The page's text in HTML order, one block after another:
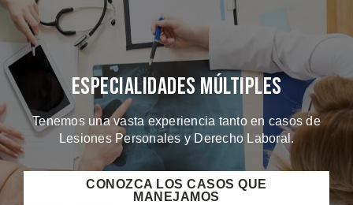
Especialidades Múltiples
Tenemos una vasta experiencia tanto en casos de
Lesiones Personales y Derecho Laboral.
CONOZCA LOS CASOS QUE
MANEJAMOS